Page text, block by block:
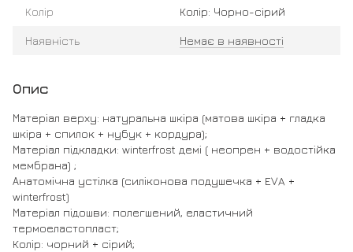
Колір Колір: Чорно-сірий
Наявність Немає в наявності
Опис
Матеріал верху: натуральна шкіра (матова шкіра + гладка
шкіра + спилок + нубук + кордура);
Матеріал підкладки: winterfrost демі ( неопрен + водостійка
мембрана) ;
Анатомічна устілка (силіконова подушечка + EVA +
winterfrost)
Матеріал підошви: полегшений, еластичний
термоеластопласт;
Колір: чорний + сірий;